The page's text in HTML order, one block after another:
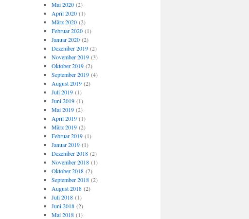
Mai 2020(2)
April 2020(1)
März 2020(2)
Februar 2020(1)
Januar 2020(2)
Dezember 2019(2)
November 2019(3)
Oktober 2019(2)
September 2019(4)
August 2019(2)
Juli 2019(1)
Juni 2019(1)
Mai 2019(2)
April 2019(1)
März 2019(2)
Februar 2019(1)
Januar 2019(1)
Dezember 2018(2)
November 2018(1)
Oktober 2018(2)
September 2018(2)
August 2018(2)
Juli 2018(1)
Juni 2018(2)
Mai 2018(1)